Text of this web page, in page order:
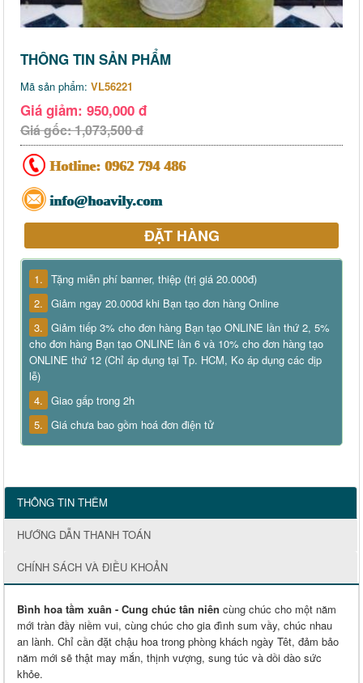
THÔNG TIN SẢN PHẨM
Mã sản phẩm: VL56221
Giá giảm: 950,000 đ
Giá gốc: 1,073,500 đ
Hotline: 0962 794 486
info@hoavily.com
ĐẶT HÀNG
1. Tặng miễn phí banner, thiệp (trị giá 20.000đ)
2. Giảm ngay 20.000đ khi Bạn tạo đơn hàng Online
3. Giảm tiếp 3% cho đơn hàng Bạn tạo ONLINE lần thứ 2, 5%
cho đơn hàng Bạn tạo ONLINE lần 6 và 10% cho đơn hàng tạo
ONLINE thứ 12 (Chỉ áp dụng tại Tp. HCM, Ko áp dụng các dịp
lễ)
4. Giao gấp trong 2h
5. Giá chưa bao gồm hoá đơn điện tử
THÔNG TIN THÊM
HƯỚNG DẪN THANH TOÁN
CHÍNH SÁCH VÀ ĐIỀU KHOẢN
Bình hoa tầm xuân - Cung chúc tân niên cùng chúc cho một năm
mới tràn đầy niềm vui, cùng chúc cho gia đình sum vầy, chúc nhau
an lành. Chỉ cần đặt chậu hoa trong phòng khách ngày Têt, đảm bảo
năm mới sẽ thật may mắn, thịnh vượng, sung túc và dồi dào sức
khỏe.